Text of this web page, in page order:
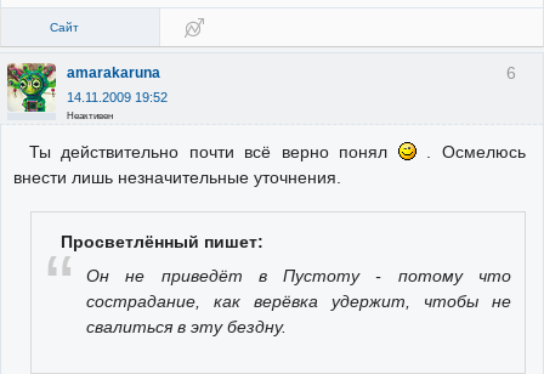
Сайт
6
amarakaruna
14.11.2009 19:52
Неактивен
Ты действительно почти всё верно понял
. Осмелюсь
внести лишь незначительные уточнения.
Просветлённый пишет:
Он не приведёт в Пустоту - потому что
сострадание, как верёвка удержит, чтобы не
свалиться в эту бездну.